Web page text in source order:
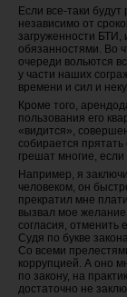
Если все-таки
независимо от
загруженности БТИ,
обязанностями. Во
очереди вольются
у части наших
времени и сил и
Кроме того,
пользования его
«видится»,
собирается
грешат многие,
Например, я
человеком, он
прекратил мне
вызвал мое желание
согласия, отменить
Судя по букве
Со всеми
коррупцией. А оно
по закону, на
достаточно не